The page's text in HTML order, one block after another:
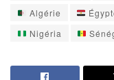
Algérie
Nigéria